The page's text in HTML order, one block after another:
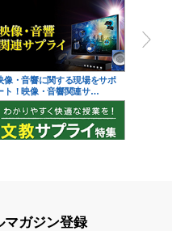
像・音響に関する現場をサポ
ト！映像・音響関連サ…
マガジン登録